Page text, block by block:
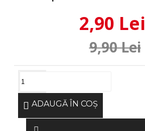
2,90 Lei
9,90 Lei
ADAUGĂ ÎN COŞ